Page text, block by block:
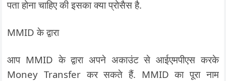
पता होना चाहिए की इसका क्या प्रोसैस है.
MMID के द्वारा
आप MMID के द्वारा अपने अकाउंट से आईएमपीएस करके
Money Transfer कर सकते हैं. MMID का पूरा नाम